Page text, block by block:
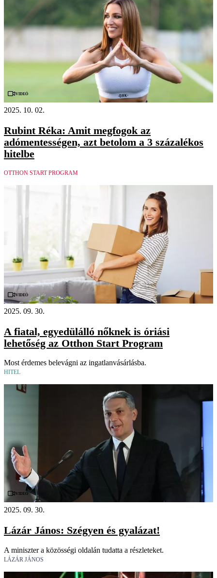
Videó
2025. 10. 02.
Rubint Réka: Amit megfogok az
adómentességen, azt betolom a 3 százalékos
hitelbe
OTTHON START PROGRAM
Videó
2025. 09. 30.
A fiatal, egyedülálló nőknek is óriási
lehetőség az Otthon Start Program
Most érdemes belevágni az ingatlanvásárlásba.
HITEL
Videó
2025. 09. 30.
Lázár János: Szégyen és gyalázat!
A miniszter a közösségi oldalán tudatta a részleteket.
LÁZÁR JÁNOS